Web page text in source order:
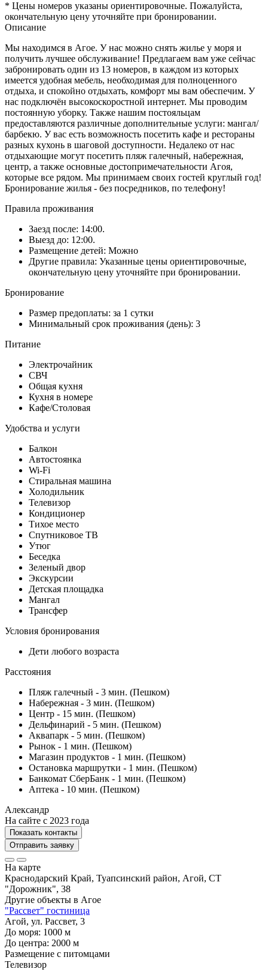
* Цены номеров указаны ориентировочные. Пожалуйста,
окончательную цену уточняйте при бронировании.
Описание
Мы находимся в Агое. У нас можно снять жилье у моря и
получить лучшее обслуживание! Предлагаем вам уже сейчас
забронировать один из 13 номеров, в каждом из которых
имеется удобная мебель, необходимая для полноценного
отдыха, и спокойно отдыхать, комфорт мы вам обеспечим. У
нас подключён высокоскоростной интернет. Мы проводим
постоянную уборку. Также нашим постояльцам
предоставляются различные дополнительные услуги: мангал/
барбекю. У вас есть возможность посетить кафе и рестораны
разных кухонь в шаговой доступности. Недалеко от нас
отдыхающие могут посетить пляж галечный, набережная,
центр, а также основные достопримечательности Агоя,
которые все рядом. Мы принимаем своих гостей круглый год!
Бронирование жилья - без посредников, по телефону!
Правила проживания
Заезд после: 14:00.
Выезд до: 12:00.
Размещение детей: Можно
Другие правила: Указанные цены ориентировочные,
окончательную цену уточняйте при бронировании.
Бронирование
Размер предоплаты: за 1 сутки
Минимальный срок проживания (день): 3
Питание
Электрочайник
СВЧ
Общая кухня
Кухня в номере
Кафе/Столовая
Удобства и услуги
Балкон
Автостоянка
Wi-Fi
Стиральная машина
Холодильник
Телевизор
Кондиционер
Тихое место
Спутниковое ТВ
Утюг
Беседка
Зеленый двор
Экскурсии
Детская площадка
Мангал
Трансфер
Условия бронирования
Дети любого возраста
Расстояния
Пляж галечный - 3 мин. (Пешком)
Набережная - 3 мин. (Пешком)
Центр - 15 мин. (Пешком)
Дельфинарий - 5 мин. (Пешком)
Аквапарк - 5 мин. (Пешком)
Рынок - 1 мин. (Пешком)
Магазин продуктов - 1 мин. (Пешком)
Остановка маршрутки - 1 мин. (Пешком)
Банкомат СберБанк - 1 мин. (Пешком)
Аптека - 10 мин. (Пешком)
Александр
На сайте с 2023 года
Показать контакты
Отправить заявку
На карте
Краснодарский Край, Туапсинский район, Агой, СТ
"Дорожник", 38
Другие объекты в Агое
"Рассвет" гостиница
Агой, ул. Рассвет, 3
До моря: 1000 м
До центра: 2000 м
Размещение с питомцами
Телевизор